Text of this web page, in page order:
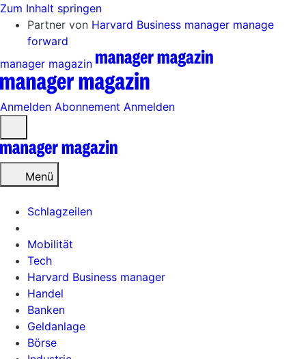
Zum Inhalt springen
Partner von Harvard Business manager manage
forward
manager magazin
Anmelden Abonnement Anmelden
öffnen
Menü
Schlagzeilen
Mobilität
Tech
Harvard Business manager
Handel
Banken
Geldanlage
Börse